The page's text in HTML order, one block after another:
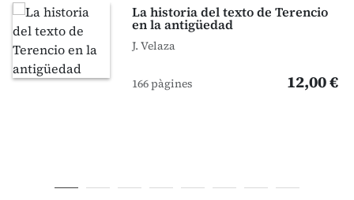
La historia del texto de Terencio
en la antigüedad
J. Velaza
166 pàgines 12,00 €